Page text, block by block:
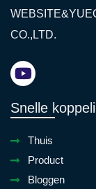
CO.,LTD.
Snelle
Thuis
Product
Bloggen